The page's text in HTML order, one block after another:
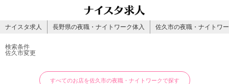
ナイスタ求人 長野県の夜職・ナイトワーク体入 佐久市の夜職・ナイトワ
検索条件
佐久市変更
すべてのお店を佐久市の夜職・ナイトワークで探す